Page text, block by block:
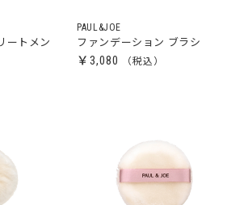
ートメン
PAUL&JOE
ファンデーション ブラシ
￥3,080